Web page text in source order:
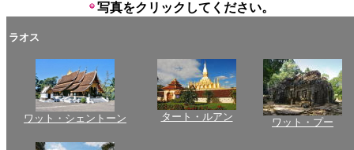
写真をクリックしてください。
ラオス
ワット・シェントーン タート・ルアン ワット・プー